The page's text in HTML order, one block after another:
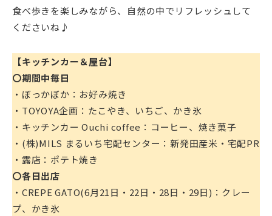
食べ歩きを楽しみながら、自然の中でリフレッシュして
くださいね♪
【キッチンカー＆屋台】
〇期間中毎日
・ぼっかぼか：お好み焼き
・TOYOYA企画：たこやき、いちご、かき氷
・キッチンカー Ouchi coffee：コーヒー、焼き菓子
・(株)MILS まるいち宅配センター：新発田産米・宅配PR
・露店：ポテト焼き
〇各日出店
・CREPE GATO(6月21日・22日・28日・29日)：クレー
プ、かき氷